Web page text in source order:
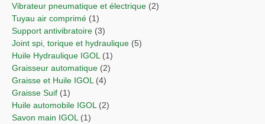
Vibrateur pneumatique et électrique (2)
Tuyau air comprimé (1)
Support antivibratoire (3)
Joint spi, torique et hydraulique (5)
Huile Hydraulique IGOL (1)
Graisseur automatique (2)
Graisse et Huile IGOL (4)
Graisse Suif (1)
Huile automobile IGOL (2)
Savon main IGOL (1)